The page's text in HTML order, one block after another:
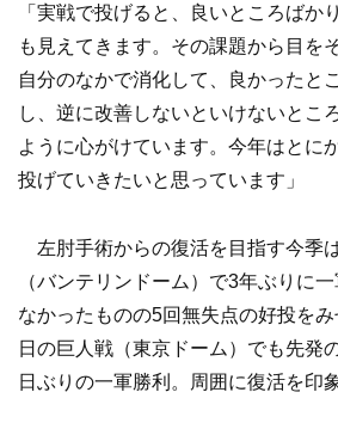
「実戦で投げると、良いところばか
も見えてきます。その課題から目を
自分のなかで消化して、良かったと
し、逆に改善しないといけないとこ
ように心がけています。今年はとに
投げていきたいと思っています」
左肘手術からの復活を目指す今季
（バンテリンドーム）で3年ぶりに
なかったものの5回無失点の好投を
日の巨人戦（東京ドーム）でも先発
日ぶりの一軍勝利。周囲に復活を印